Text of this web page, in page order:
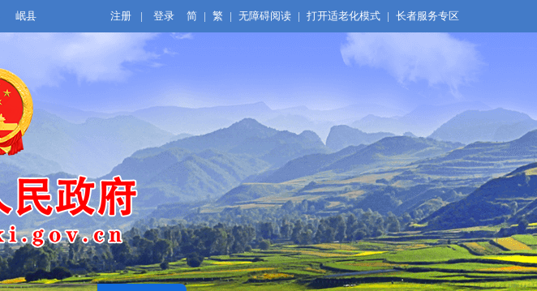
岷县 注册 | 登录 简 | 繁 | 无障碍阅读 | 打开适老化模式 | 长者服务专区